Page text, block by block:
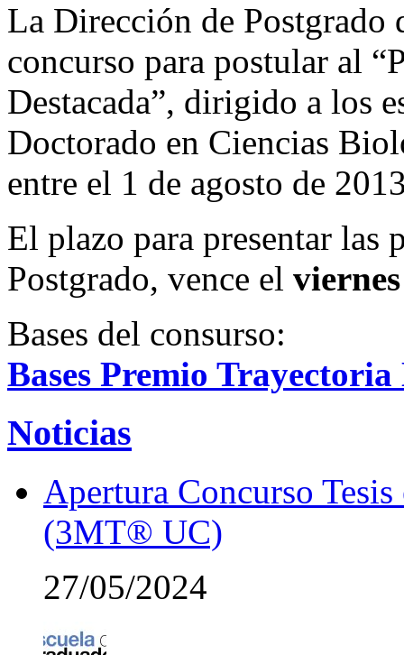
La Dirección de Postgrado
concurso para postular al
Destacada”, dirigido a los
Doctorado en Ciencias
entre el 1 de agosto de
El plazo para presentar las
Postgrado, vence el
Bases del consurso:
Bases Premio Trayectoria
Noticias
Apertura Concurso
(3MT® UC)
27/05/2024